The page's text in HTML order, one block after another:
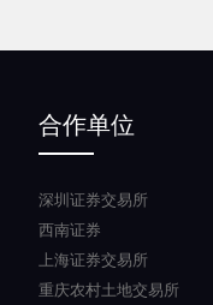
合作单位
深圳证券交易所
西南证券
上海证券交易所
重庆农村土地交易所